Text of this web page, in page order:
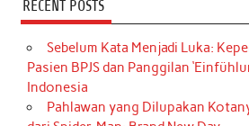
RECENT POSTS
Sebelum Kata Menjadi Luka:
Pasien BPJS dan Panggilan
Indonesia
Pahlawan yang Dilupakan